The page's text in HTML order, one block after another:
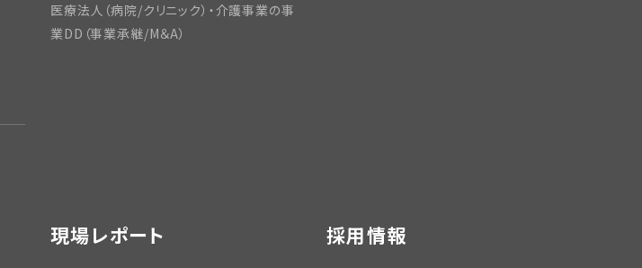
医療法人（病院/クリニック）・介護事業の事
業DD（事業承継/M＆A）
現場レポート 採用情報